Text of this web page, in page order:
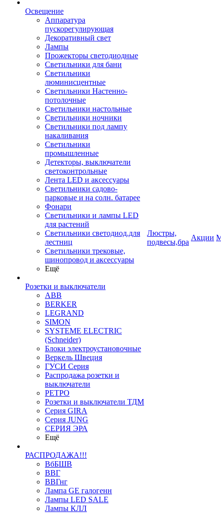
Освещение
Аппаратура
пускорегулирующая
Декоративный свет
Лампы
Прожекторы светодиодные
Светильники для бани
Светильники
люминисцентные
Светильники Настенно-
потолочные
Светильники настольные
Светильники ночники
Светильники под лампу
накаливания
Светильники
промышленные
Детекторы, выключатели
светоконтрольные
Лента LED и аксессуары
Светильники садово-
парковые и на солн. батарее
Фонари
Светильники и лампы LED
для растений
Светильники светодиод.для
лестниц
Светильники трековые,
шинопровод и аксессуары
Ещё
Розетки и выключатели
ABB
BERKER
LEGRAND
SIMON
SYSTEME ELECTRIC
(Schneider)
Блоки электроустановочные
Веркель Швеция
ГУСИ Серия
Распродажа розетки и
выключатели
РЕТРО
Розетки и выключатели ТДМ
Серия GIRA
Серия JUNG
СЕРИЯ ЭРА
Ещё
РАСПРОДАЖА!!!
ВбБШВ
ВВГ
ВВГнг
Лампа GE галогенн
Лампы LED SALE
Лампы КЛЛ
Люстры,
подвесы,бра
Акции